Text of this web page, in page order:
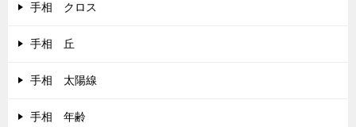
手相 クロス
手相 丘
手相 太陽線
手相 年齢